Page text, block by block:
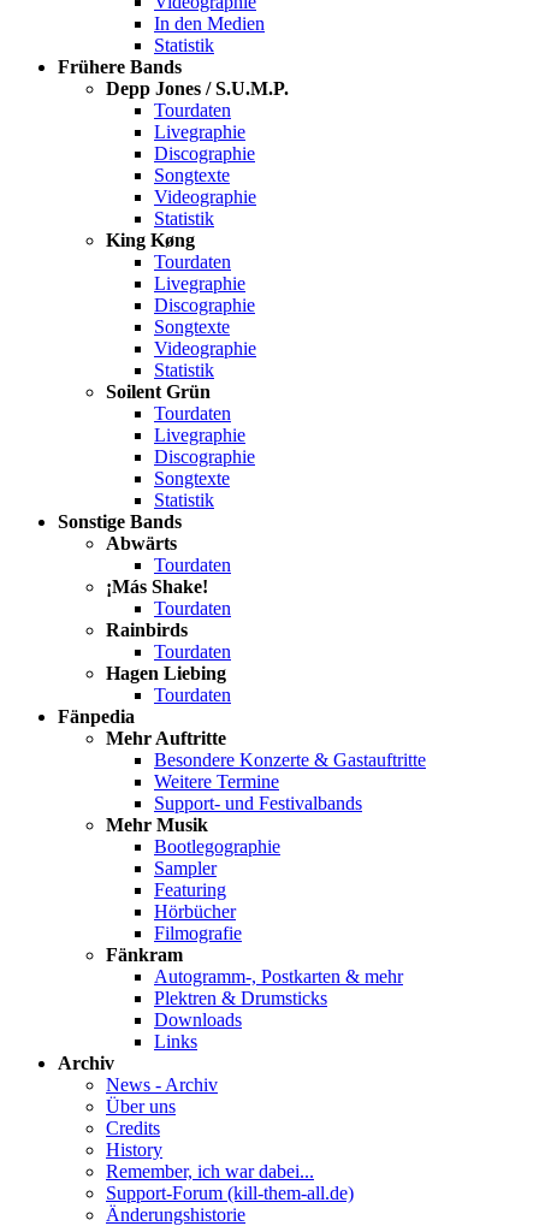
In den Medien
Statistik
Frühere Bands
Depp Jones / S.U.M.P.
Tourdaten
Livegraphie
Discographie
Songtexte
Videographie
Statistik
King Køng
Tourdaten
Livegraphie
Discographie
Songtexte
Videographie
Statistik
Soilent Grün
Tourdaten
Livegraphie
Discographie
Songtexte
Statistik
Sonstige Bands
Abwärts
Tourdaten
¡Más Shake!
Tourdaten
Rainbirds
Tourdaten
Hagen Liebing
Tourdaten
Fänpedia
Mehr Auftritte
Besondere Konzerte & Gastauftritte
Weitere Termine
Support- und Festivalbands
Mehr Musik
Bootlegographie
Sampler
Featuring
Hörbücher
Filmografie
Fänkram
Autogramm-, Postkarten & mehr
Plektren & Drumsticks
Downloads
Links
Archiv
News - Archiv
Über uns
Credits
History
Remember, ich war dabei...
Support-Forum (kill-them-all.de)
Änderungshistorie